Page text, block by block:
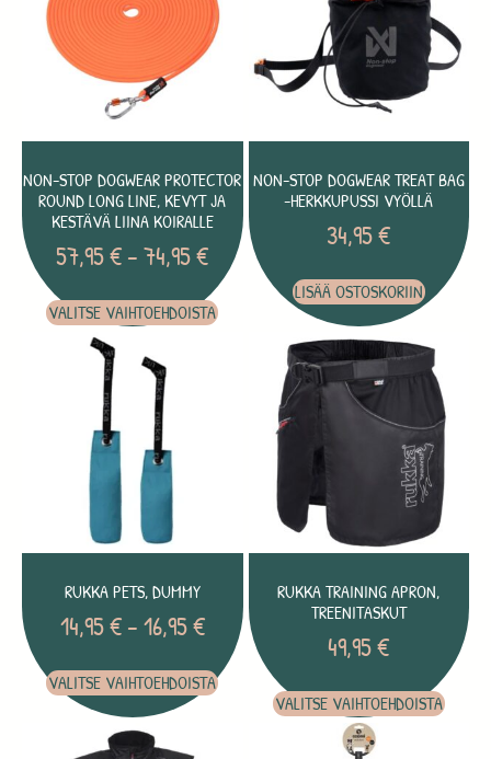
NON-STOP DOGWEAR PROTECTOR
ROUND LONG LINE, KEVYT JA
KESTÄVÄ LIINA KOIRALLE
57,95€– 74,95€
VALITSE VAIHTOEHDOISTA
NON-STOP DOGWEAR TREAT BAG
-HERKKUPUSSI VYÖLLÄ
34,95€
LISÄÄ OSTOSKORIIN
RUKKA PETS, DUMMY
14,95€ –16,95€
VALITSE VAIHTOEHDOISTA
RUKKA TRAINING APRON,
TREENITASKUT
49,95€
VALITSE VAIHTOEHDOISTA